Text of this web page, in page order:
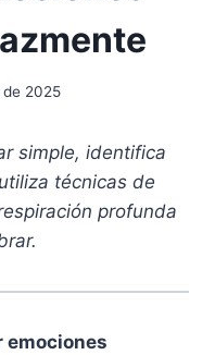
2025
simple, identifica
técnicas de
profunda
emociones